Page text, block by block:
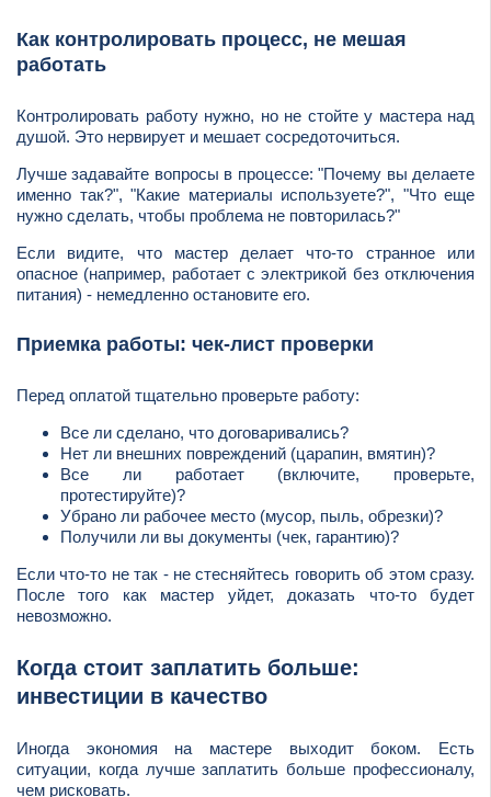
Как контролировать процесс, не мешая
работать
Контролировать работу нужно, но не стойте у мастера над
душой. Это нервирует и мешает сосредоточиться.
Лучше задавайте вопросы в процессе: "Почему вы делаете
именно так?", "Какие материалы используете?", "Что еще
нужно сделать, чтобы проблема не повторилась?"
Если видите, что мастер делает что-то странное или
опасное (например, работает с электрикой без отключения
питания) - немедленно остановите его.
Приемка работы: чек-лист проверки
Перед оплатой тщательно проверьте работу:
Все ли сделано, что договаривались?
Нет ли внешних повреждений (царапин, вмятин)?
Все ли работает (включите, проверьте,
протестируйте)?
Убрано ли рабочее место (мусор, пыль, обрезки)?
Получили ли вы документы (чек, гарантию)?
Если что-то не так - не стесняйтесь говорить об этом сразу.
После того как мастер уйдет, доказать что-то будет
невозможно.
Когда стоит заплатить больше:
инвестиции в качество
Иногда экономия на мастере выходит боком. Есть
ситуации, когда лучше заплатить больше профессионалу,
чем рисковать.